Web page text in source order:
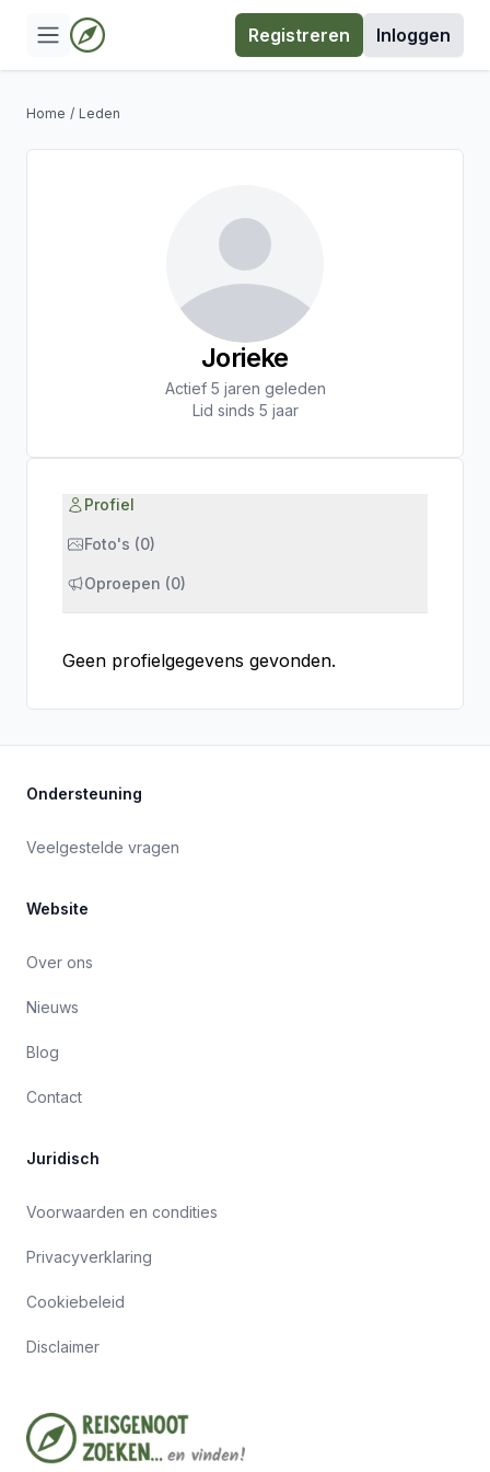
Registreren Inloggen
Home / Leden
Jorieke
Actief 5 jaren geleden
Lid sinds 5 jaar
Profiel
Foto's (0)
Oproepen (0)
Geen profielgegevens gevonden.
Ondersteuning
Veelgestelde vragen
Website
Over ons
Nieuws
Blog
Contact
Juridisch
Voorwaarden en condities
Privacyverklaring
Cookiebeleid
Disclaimer